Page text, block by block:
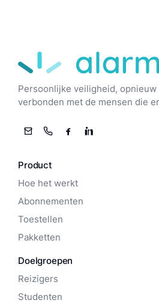
Alarmira
Persoonlijke veiligheid,
verbonden met de mensen die
E-mailTelefoonFacebook
LinkedIn
Product
Hoe het werkt
Abonnementen
Toestellen
Pakketten
Doelgroepen
Reizigers
Studenten